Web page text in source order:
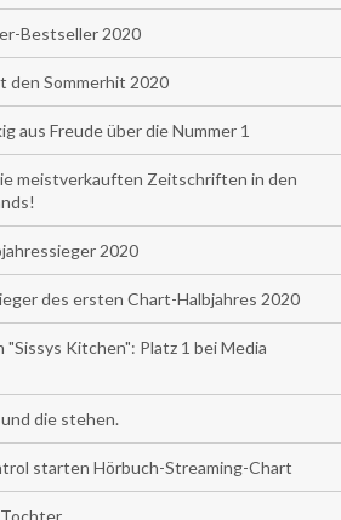
Bestseller 2020
den Sommerhit 2020
aus Freude über die Nummer 1
meistverkauften Zeitschriften in den
2020
des ersten Chart-Halbjahres 2020
"Sissys Kitchen": Platz 1 bei Media
die stehen.
starten Hörbuch-Streaming-Chart